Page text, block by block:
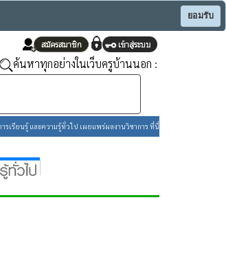
ยอมรับ
ค้นหาทุกอย่างในเว็บครูบ้านนอก :
รเรียนรู้ และความรู้ทั่วไป เผยแพร่ผลงานวิชาการ ที่นี่